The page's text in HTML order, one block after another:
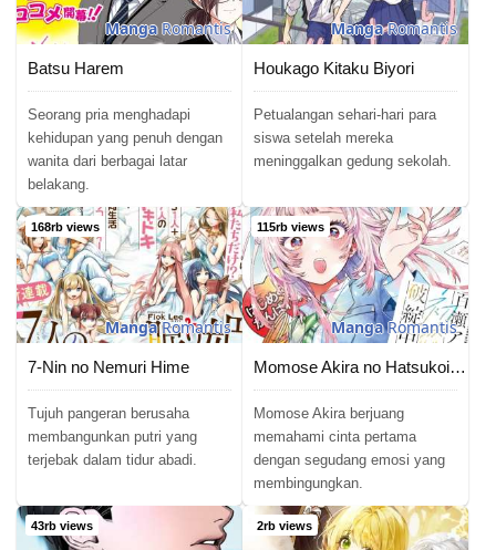
Chapter 87 02/06/2026
Chapter 86 02/06/2026
Chapter 85 02/06/2026
Chapter 84 02/06/2026
Chapter 83 02/06/2026
Chapter 82 02/06/2026
Chapter 81 02/06/2026
Chapter 80 02/06/2026
Chapter 79 02/06/2026
Chapter 78 02/06/2026
Chapter 77 02/06/2026
MangaRomantis
Batsu Harem
Seorang pria menghadapi
kehidupan yang penuh dengan
wanita dari berbagai latar
belakang.
MangaRomantis
Houkago Kitaku Biyori
Petualangan sehari-hari para
siswa setelah mereka
meninggalkan gedung sekolah.
168rb views
MangaRomantis
7-Nin no Nemuri Hime
Tujuh pangeran berusaha
membangunkan putri yang
terjebak dalam tidur abadi.
115rb views
MangaRomantis
Momose Akira no Hatsukoi Hatan-chuu
Momose Akira berjuang
memahami cinta pertama
dengan segudang emosi yang
membingungkan.
43rb views 2rb views